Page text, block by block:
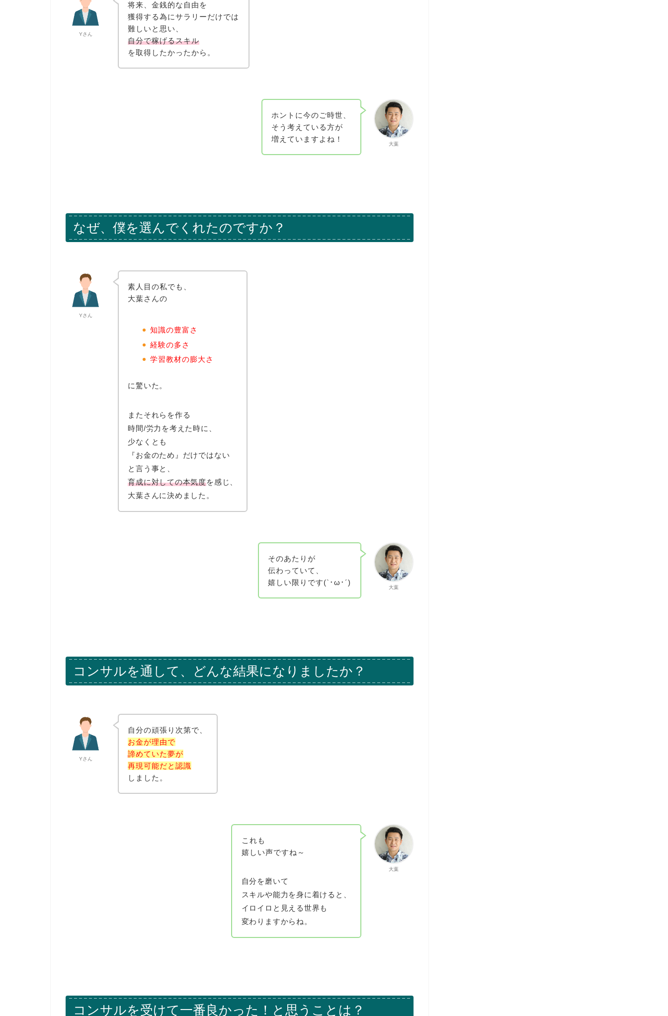
Yさん
将来、金銭的な自由を
獲得する為にサラリーだけでは
難しいと思い、
自分で稼げるスキル
を取得したかったから。
大葉
ホントに今のご時世、
そう考えている方が
増えていますよね！
なぜ、僕を選んでくれたのですか？
Yさん
素人目の私でも、
大葉さんの
知識の豊富さ
経験の多さ
学習教材の膨大さ
に驚いた。
またそれらを作る
時間/労力を考えた時に、
少なくとも
『お金のため』 だけではない
と言う事と、
育成に対しての本気度を感じ、
大葉さんに決めました。
大葉
そのあたりが
伝わっていて、
嬉しい限りです(`･ω･´)
コンサルを通して、どんな結果になりましたか？
Yさん
自分の頑張り次第で、
お金が理由で
諦めていた夢が
再現可能だと認識
しました。
大葉
これも
嬉しい声ですね～
自分を磨いて
スキルや能力を身に着けると、
イロイロと見える世界も
変わりますからね。
コンサルを受けて一番良かった！と思うことは？